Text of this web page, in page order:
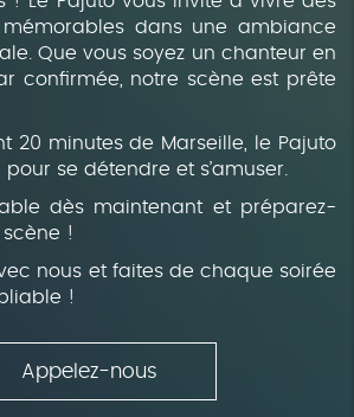
mémorables dans une ambiance
Que vous soyez un chanteur en
confirmée, notre scène est prête
20 minutes de Marseille, le Pajuto
se détendre et s’amuser.
dès maintenant et préparez-
!
nous et faites de chaque soirée
!
Appelez-nous